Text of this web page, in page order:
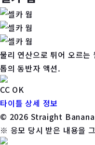
물리 연산으로 튀어 오르는
톱의 동반자 액션.
CC OK
타이틀 상세 정보
© 2026 Straight Banana
※ 응모 당시 받은 내용을